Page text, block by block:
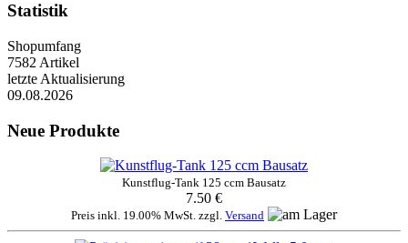
Statistik
Shopumfang
7582 Artikel
letzte Aktualisierung
09.08.2026
Neue Produkte
Kunstflug-Tank 125 ccm Bausatz
7.50 €
Preis inkl. 19.00% MwSt. zzgl. Versand